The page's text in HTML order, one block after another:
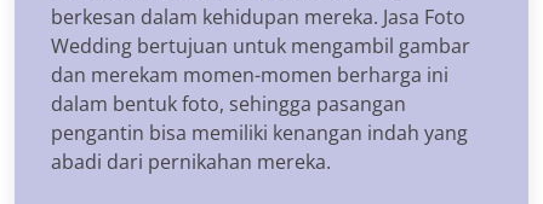
berkesan dalam kehidupan mereka. Jasa Foto
Wedding bertujuan untuk mengambil gambar
dan merekam momen-momen berharga ini
dalam bentuk foto, sehingga pasangan
pengantin bisa memiliki kenangan indah yang
abadi dari pernikahan mereka.